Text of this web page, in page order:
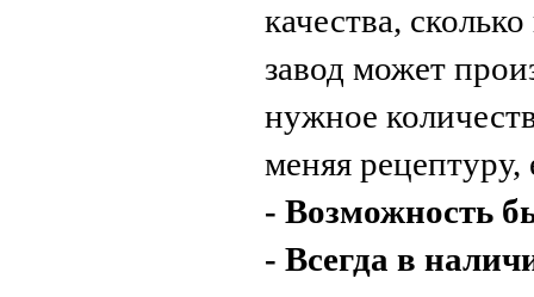
качества,
завод может
нужное
меняя
- Возможность
- Всегда в